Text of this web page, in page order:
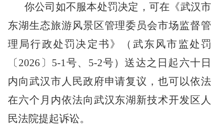
你公司如不服本处罚决定，可在《武汉市
东湖生态旅游风景区管理委员会市场监督管
理局行政处罚决定书》（武东风市监处罚
〔2026〕5-1号、5-2号）送达之日起六十日
内向武汉市人民政府申请复议，也可以依法
在六个月内依法向武汉东湖新技术开发区人
民法院提起诉讼。